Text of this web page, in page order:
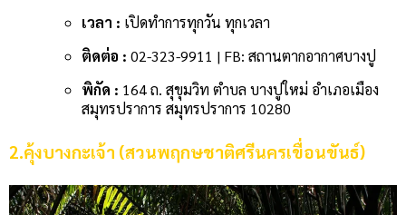
เวลา : เปิดทำการทุกวัน ทุกเวลา
ติดต่อ : 02-323-9911 | FB: สถานตากอากาศบางปู
พิกัด : 164 ถ. สุขุมวิท ตำบล บางปูใหม่ อำเภอเมือง
สมุทรปราการ สมุทรปราการ 10280
2.คุ้งบางกะเจ้า (สวนพฤกษชาติศรีนครเขื่อนขันธ์)